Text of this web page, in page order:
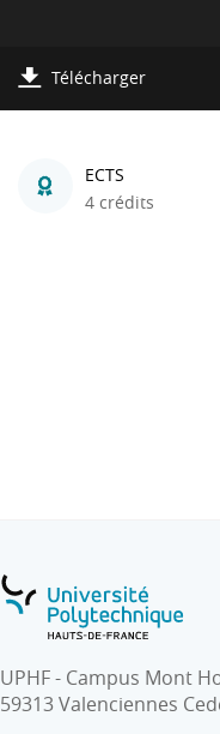
Télécharger
ECTS
4 crédits
UPHF - Campus Mont
59313 Valenciennes